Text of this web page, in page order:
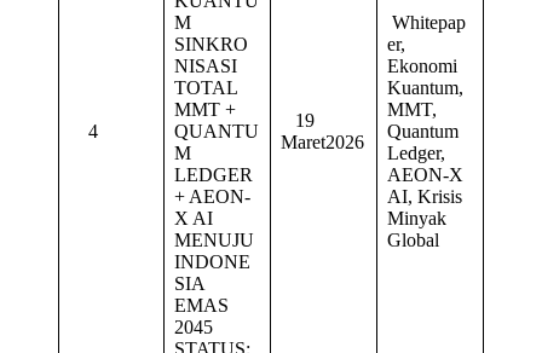
4
M
SINKRO
NISASI
TOTAL
MMT +
QUANTU
M
LEDGER
+ AEON-
X AI
MENUJU
INDONE
SIA
EMAS
2045
19
Maret2026
Whitepap
er,
Ekonomi
Kuantum,
MMT,
Quantum
Ledger,
AEON-X
AI, Krisis
Minyak
Global